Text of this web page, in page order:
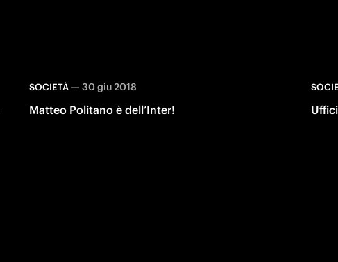
SOCIETÀ— 30 giu 2018
Matteo Politano è dell’Inter!